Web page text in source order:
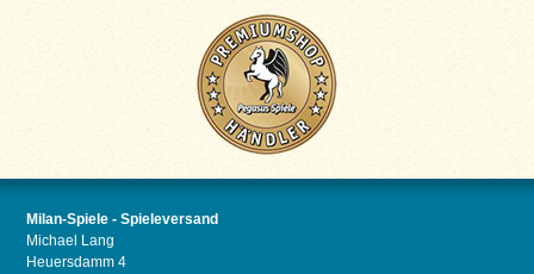
Milan-Spiele - Spieleversand
Michael Lang
Heuersdamm 4